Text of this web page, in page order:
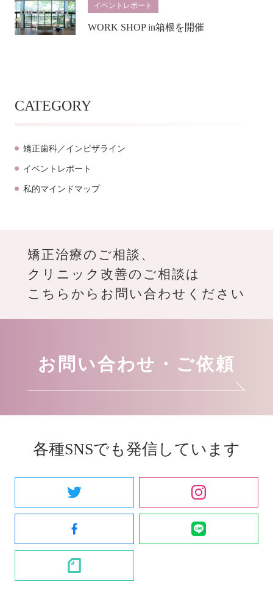
イベントレポート
WORK SHOP in箱根を開催
CATEGORY
矯正歯科／インビザライン
イベントレポート
私的マインドマップ
矯正治療のご相談、
クリニック改善のご相談は
こちらからお問い合わせください
お問い合わせ・ご依頼
各種SNSでも発信しています